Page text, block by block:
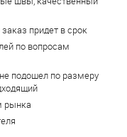
придет в срок
по вопросам
подошел по размеру
рынка